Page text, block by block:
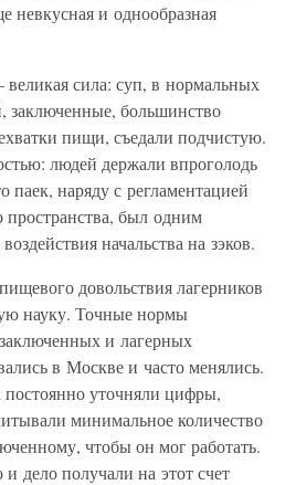
невкусная и однообразная
сила: суп, в нормальных
заключенные, большинство
пищи, съедали подчистую.
людей держали впроголодь
паек, наряду с регламентацией
был одним
начальства на зэков.
довольствия лагерников
науку. Точные нормы
и лагерных
в Москве и часто менялись.
уточняли цифры,
минимальное количество
чтобы он мог работать.
дело получали на этот счет